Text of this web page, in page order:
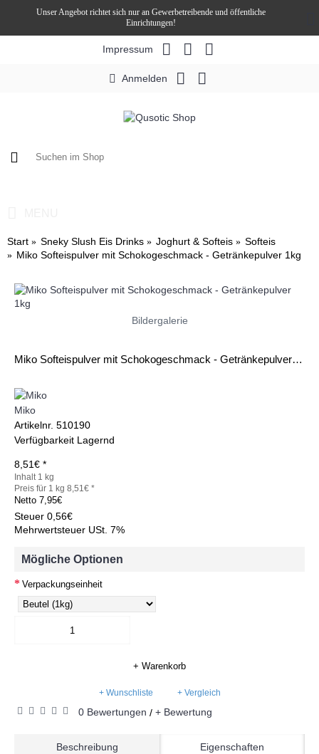
Unser Angebot richtet sich nur an Gewerbetreibende und öffentliche
Einrichtungen!
Impressum
Anmelden
Start Sneky Slush Eis Drinks Joghurt & Softeis
Softeis
Miko Softeispulver mit Schokogeschmack - Getränkepulver 1kg
Bildergalerie
Miko Softeispulver mit Schokogeschmack - Getränkepulver 1kg
Miko
Artikelnr. 510190
Verfügbarkeit Lagernd
8,51€ *
Inhalt 1 kg
Preis für 1 kg 8,51€ *
Netto 7,95€
Steuer 0,56€
Mehrwertsteuer USt. 7%
Mögliche Optionen
Verpackungseinheit
+ Warenkorb
+ Wunschliste + Vergleich
0 Bewertungen / + Bewertung
Beschreibung Eigenschaften